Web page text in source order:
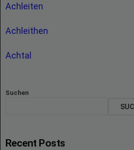
Achleiten
Achleithen
Achtal
Suchen
Recent Posts